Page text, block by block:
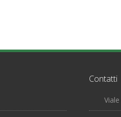
Contatti